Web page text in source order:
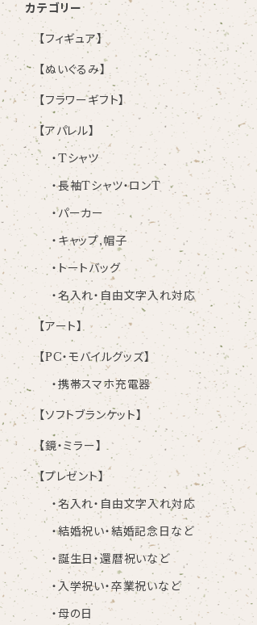
カテゴリー
【フィギュア】
【ぬいぐるみ】
【フラワーギフト】
【アパレル】
・Tシャツ
・長袖Tシャツ・ロンT
・パーカー
・キャップ,帽子
・トートバッグ
・名入れ・自由文字入れ対応
【アート】
【PC・モバイルグッズ】
・携帯スマホ充電器
【ソフトブランケット】
【鏡・ミラー】
【プレゼント】
・名入れ・自由文字入れ対応
・結婚祝い・結婚記念日など
・誕生日・還暦祝いなど
・入学祝い・卒業祝いなど
・母の日